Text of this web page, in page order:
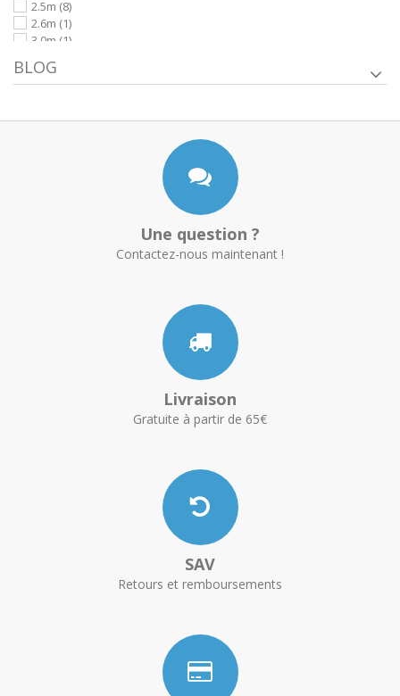
2.5m (8)
2.6m (1)
3.0m (1)
BLOG
Une question ?
Contactez-nous maintenant !
Livraison
Gratuite à partir de 65€
SAV
Retours et remboursements